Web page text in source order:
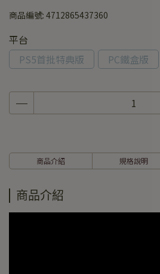
商品編號: 4712865437360
平台
PS5首批特典版
PC鐵盒版
商品介紹 規格說明
商品介紹